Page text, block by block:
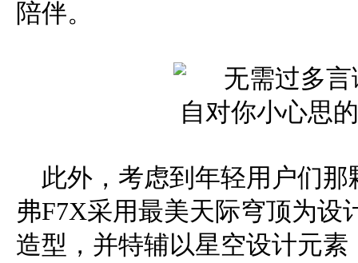
陪伴。
此外，考虑到年轻用户们
弗F7X采用最美天际穹顶为设
造型，并特辅以星空设计元